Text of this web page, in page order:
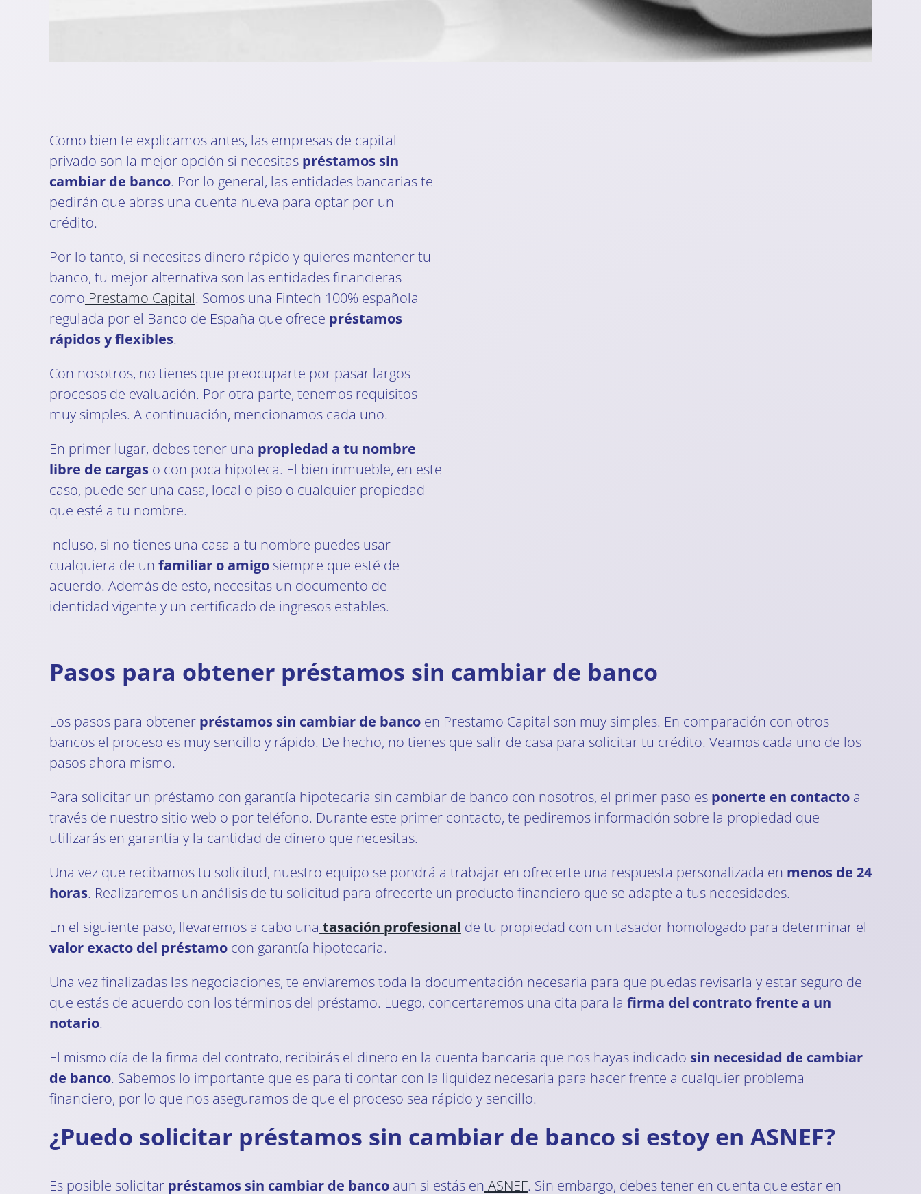
Como bien te explicamos antes, las empresas de capital
privado son la mejor opción si necesitas préstamos sin
cambiar de banco. Por lo general, las entidades bancarias te
pedirán que abras una cuenta nueva para optar por un
crédito.
Por lo tanto, si necesitas dinero rápido y quieres mantener tu
banco, tu mejor alternativa son las entidades financieras
como Prestamo Capital. Somos una Fintech 100% española
regulada por el Banco de España que ofrece préstamos
rápidos y flexibles.
Con nosotros, no tienes que preocuparte por pasar largos
procesos de evaluación. Por otra parte, tenemos requisitos
muy simples. A continuación, mencionamos cada uno.
En primer lugar, debes tener una propiedad a tu nombre
libre de cargaso con poca hipoteca. El bien inmueble, en este
caso, puede ser una casa, local o piso o cualquier propiedad
que esté a tu nombre.
Incluso, si no tienes una casa a tu nombre puedes usar
cualquiera de un familiar o amigosiempre que esté de
acuerdo. Además de esto, necesitas un documento de
identidad vigente y un certificado de ingresos estables.
Pasos para obtener préstamos sin cambiar de banco
Los pasos para obtener préstamos sin cambiar de bancoen Prestamo Capital son muy simples. En comparación con otros
bancos el proceso es muy sencillo y rápido. De hecho, no tienes que salir de casa para solicitar tu crédito. Veamos cada uno de los
pasos ahora mismo.
Para solicitar un préstamo con garantía hipotecaria sin cambiar de banco con nosotros, el primer paso es ponerte en contactoa
través de nuestro sitio web o por teléfono. Durante este primer contacto, te pediremos información sobre la propiedad que
utilizarás en garantía y la cantidad de dinero que necesitas.
Una vez que recibamos tu solicitud, nuestro equipo se pondrá a trabajar en ofrecerte una respuesta personalizada en menos de 24
horas. Realizaremos un análisis de tu solicitud para ofrecerte un producto financiero que se adapte a tus necesidades.
En el siguiente paso, llevaremos a cabo una tasación profesional de tu propiedad con un tasador homologado para determinar el
valor exacto del préstamocon garantía hipotecaria.
Una vez finalizadas las negociaciones, te enviaremos toda la documentación necesaria para que puedas revisarla y estar seguro de
que estás de acuerdo con los términos del préstamo. Luego, concertaremos una cita para la firma del contrato frente a un
notario.
El mismo día de la firma del contrato, recibirás el dinero en la cuenta bancaria que nos hayas indicado sin necesidad de cambiar
de banco. Sabemos lo importante que es para ti contar con la liquidez necesaria para hacer frente a cualquier problema
financiero, por lo que nos aseguramos de que el proceso sea rápido y sencillo.
¿Puedo solicitar préstamos sin cambiar de banco si estoy en ASNEF?
Es posible solicitar préstamos sin cambiar de bancoaun si estás en ASNEF. Sin embargo, debes tener en cuenta que estar en